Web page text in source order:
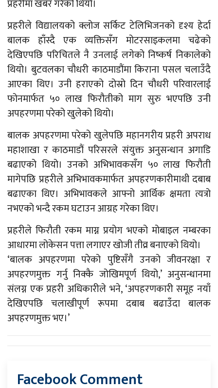
प्रहरीमा खबर गरेको थियो।
प्रहरीले विद्यालयको क्लोज सर्किट टेलिभिजनको दृश्य हेर्दा
बालक हाँस्दै एक व्यक्तिसँग मोटरसाइकलमा चढेको
देखिएपछि परिचितले नै उनलाई लगेको निष्कर्ष निकालेको
थियो। बुटवलका चौधरी काठमाडौंमा किराना पसल चलाउँदै
आएका थिए। उनी हराएको दोस्रो दिन चौधरी परिवारलाई
फोनमार्फत ५० लाख फिरौतीको माग सुरु भएपछि उनी
अपहरणमा परेको खुलेको थियो।
बालक अपहरणमा परेको खुलेपछि महानगरीय प्रहरी अपराध
महाशाखा र काठमाडौं परिसरले संयुक्त अनुसन्धान अगाडि
बढाएको थियो। उनको अभिभावकसँग ५० लाख फिरौती
मागेपछि प्रहरीले अभिभावकमार्फत अपहरणकारीमाथी दबाब
बढाएका थिए। अभिभावकले आफ्नो आर्थिक क्षमता त्यत्रो
नभएको भन्दै रकम घटाउन आग्रह गरेका थिए।
प्रहरीले फिरौती रकम माग्न प्रयोग भएको मोबाइल नम्बरका
आधारमा लोकेसन पत्ता लगाएर खोजी तीव्र बनाएको थियो।
‘बालक अपहरणमा परेको पुष्टिसँगै उनको जीवनरक्षा र
अपहरणमुक्त गर्नु निक्कै जोखिमपूर्ण थियो,’ अनुसन्धानमा
संलग्न एक प्रहरी अधिकारीले भने, ‘अपहरणकारी समूह नयाँ
देखिएपछि चलाखीपूर्ण रूपमा दबाब बढाउँदा बालक
अपहरणमुक्त भए।’
Facebook Comment